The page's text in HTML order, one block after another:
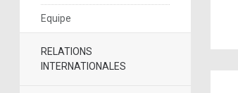
Equipe
RELATIONS
INTERNATIONALES